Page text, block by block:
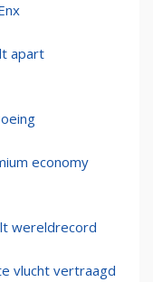
apart
economy
wereldrecord
vlucht vertraagd